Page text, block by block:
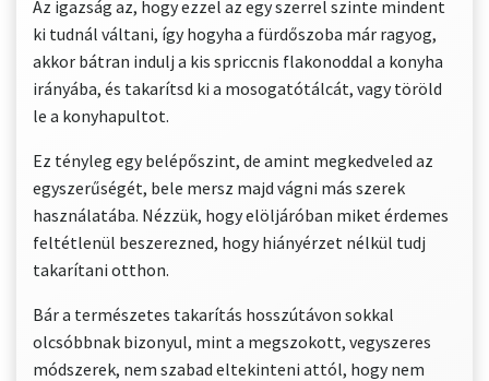
Az igazság az, hogy ezzel az egy szerrel szinte mindent
ki tudnál váltani, így hogyha a fürdőszoba már ragyog,
akkor bátran indulj a kis spriccnis flakonoddal a konyha
irányába, és takarítsd ki a mosogatótálcát, vagy töröld
le a konyhapultot.
Ez tényleg egy belépőszint, de amint megkedveled az
egyszerűségét, bele mersz majd vágni más szerek
használatába. Nézzük, hogy elöljáróban miket érdemes
feltétlenül beszerezned, hogy hiányérzet nélkül tudj
takarítani otthon.
Bár a természetes takarítás hosszútávon sokkal
olcsóbbnak bizonyul, mint a megszokott, vegyszeres
módszerek, nem szabad eltekinteni attól, hogy nem